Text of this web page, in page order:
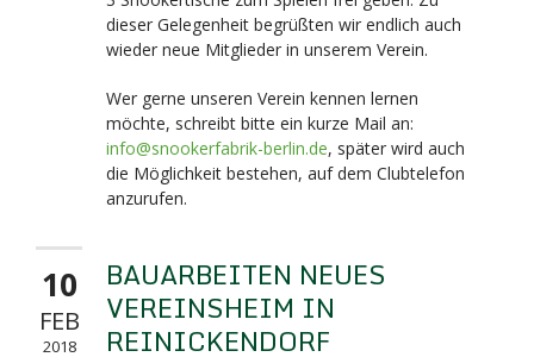
dieser Gelegenheit begrüßten wir endlich auch
wieder neue Mitglieder in unserem Verein.
Wer gerne unseren Verein kennen lernen
möchte, schreibt bitte ein kurze Mail an:
info@snookerfabrik-berlin.de, später wird auch
die Möglichkeit bestehen, auf dem Clubtelefon
anzurufen.
10
FEB
2018
BAUARBEITEN NEUES
VEREINSHEIM IN
REINICKENDORF